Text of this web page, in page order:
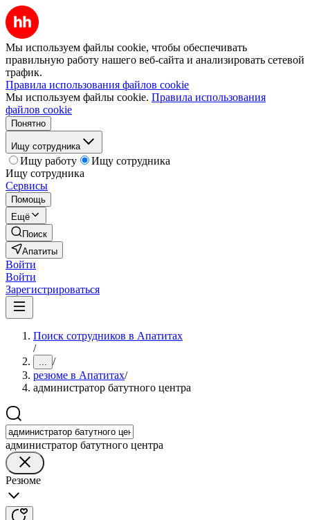
Мы используем файлы cookie, чтобы обеспечивать
правильную работу нашего веб-сайта и анализировать сетевой
трафик.
Правила использования файлов cookie
Мы используем файлы cookie. Правила использования
файлов cookie
Понятно
Ищу сотрудника
Ищу работу
Ищу сотрудника
Ищу сотрудника
Сервисы
Помощь
Ещё
Поиск
Апатиты
Войти
Войти
Зарегистрироваться
Поиск сотрудников в Апатитах
/
... /
резюме в Апатитах/
администратор батутного центра
администратор батутного центра
Резюме